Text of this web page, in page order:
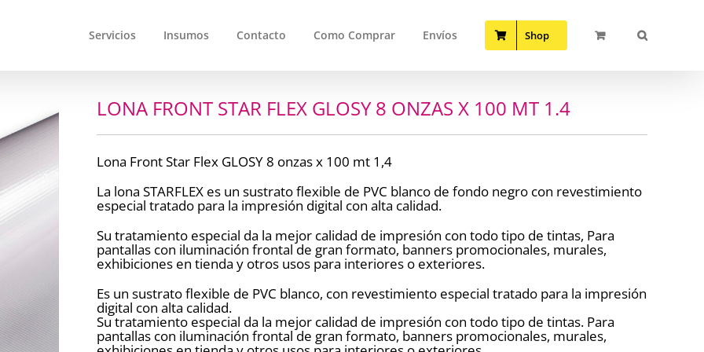
Servicios Insumos Contacto Como Comprar Envíos Shop
LONA FRONT STAR FLEX GLOSY 8 ONZAS X 100 MT 1.4
Lona Front Star Flex GLOSY 8 onzas x 100 mt 1,4
La lona STARFLEX es un sustrato flexible de PVC blanco de fondo negro con revestimiento
especial tratado para la impresión digital con alta calidad.
Su tratamiento especial da la mejor calidad de impresión con todo tipo de tintas, Para
pantallas con iluminación frontal de gran formato, banners promocionales, murales,
exhibiciones en tienda y otros usos para interiores o exteriores.
Es un sustrato flexible de PVC blanco, con revestimiento especial tratado para la impresión
digital con alta calidad.
Su tratamiento especial da la mejor calidad de impresión con todo tipo de tintas. Para
pantallas con iluminación frontal de gran formato, banners promocionales, murales,